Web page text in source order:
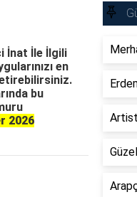
İnat İle İlgili
en
bu
2026